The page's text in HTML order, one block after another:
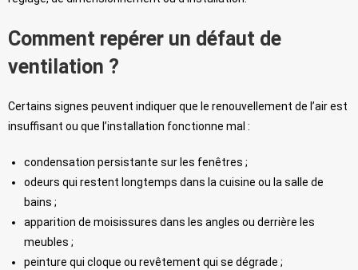
Comment repérer un défaut de
ventilation ?
Certains signes peuvent indiquer que le renouvellement de l’air est
insuffisant ou que l’installation fonctionne mal :
condensation persistante sur les fenêtres ;
odeurs qui restent longtemps dans la cuisine ou la salle de
bains ;
apparition de moisissures dans les angles ou derrière les
meubles ;
peinture qui cloque ou revêtement qui se dégrade ;